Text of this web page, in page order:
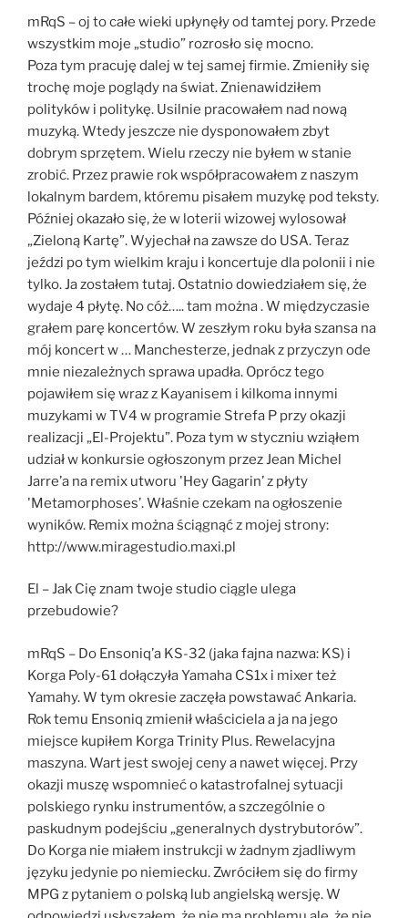
mRqS – oj to całe wieki upłynęły od tamtej pory. Przede
wszystkim moje „studio” rozrosło się mocno.
Poza tym pracuję dalej w tej samej firmie. Zmieniły się
trochę moje poglądy na świat. Znienawidziłem
polityków i politykę. Usilnie pracowałem nad nową
muzyką. Wtedy jeszcze nie dysponowałem zbyt
dobrym sprzętem. Wielu rzeczy nie byłem w stanie
zrobić. Przez prawie rok współpracowałem z naszym
lokalnym bardem, któremu pisałem muzykę pod teksty.
Później okazało się, że w loterii wizowej wylosował
„Zieloną Kartę”. Wyjechał na zawsze do USA. Teraz
jeździ po tym wielkim kraju i koncertuje dla polonii i nie
tylko. Ja zostałem tutaj. Ostatnio dowiedziałem się, że
wydaje 4 płytę. No cóż….. tam można . W międzyczasie
grałem parę koncertów. W zeszłym roku była szansa na
mój koncert w … Manchesterze, jednak z przyczyn ode
mnie niezależnych sprawa upadła. Oprócz tego
pojawiłem się wraz z Kayanisem i kilkoma innymi
muzykami w TV4 w programie Strefa P przy okazji
realizacji „El-Projektu”. Poza tym w styczniu wziąłem
udział w konkursie ogłoszonym przez Jean Michel
Jarre’a na remix utworu 'Hey Gagarin’ z płyty
'Metamorphoses’. Właśnie czekam na ogłoszenie
wyników. Remix można ściągnąć z mojej strony:
http://www.miragestudio.maxi.pl
El – Jak Cię znam twoje studio ciągle ulega
przebudowie?
mRqS – Do Ensoniq’a KS-32 (jaka fajna nazwa: KS) i
Korga Poly-61 dołączyła Yamaha CS1x i mixer też
Yamahy. W tym okresie zaczęła powstawać Ankaria.
Rok temu Ensoniq zmienił właściciela a ja na jego
miejsce kupiłem Korga Trinity Plus. Rewelacyjna
maszyna. Wart jest swojej ceny a nawet więcej. Przy
okazji muszę wspomnieć o katastrofalnej sytuacji
polskiego rynku instrumentów, a szczególnie o
paskudnym podejściu „generalnych dystrybutorów”.
Do Korga nie miałem instrukcji w żadnym zjadliwym
języku jedynie po niemiecku. Zwróciłem się do firmy
MPG z pytaniem o polską lub angielską wersję. W